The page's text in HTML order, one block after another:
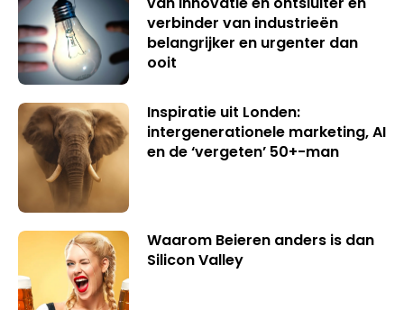
verbinder van industrieën
belangrijker en urgenter dan
ooit
Inspiratie uit Londen:
intergenerationele marketing, AI
en de ‘vergeten’ 50+-man
Waarom Beieren anders is dan
Silicon Valley